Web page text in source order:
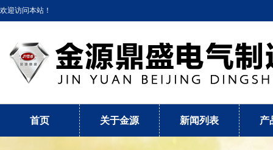
欢迎访问本站！
首页 关于金源 新闻列表 产